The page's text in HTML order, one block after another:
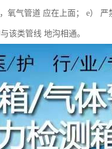
氧气管道 应在上面； e）
该类管线 地沟相通。